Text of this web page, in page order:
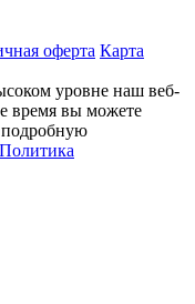
оферта Карта
уровне наш веб-
время вы можете
подробную
Политика